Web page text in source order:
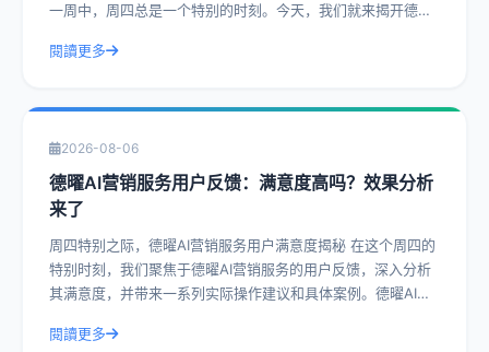
一周中，周四总是一个特别的时刻。今天，我们就来揭开德曜
閱讀更多
2026-08-06
德曜AI营销服务用户反馈：满意度高吗？效果分析
来了
周四特别之际，德曜AI营销服务用户满意度揭秘 在这个周四的
特别时刻，我们聚焦于德曜AI营销服务的用户反馈，深入分析
其满意度，并带来一系列实际操作建议和具体案例。德曜AI营
閱讀更多